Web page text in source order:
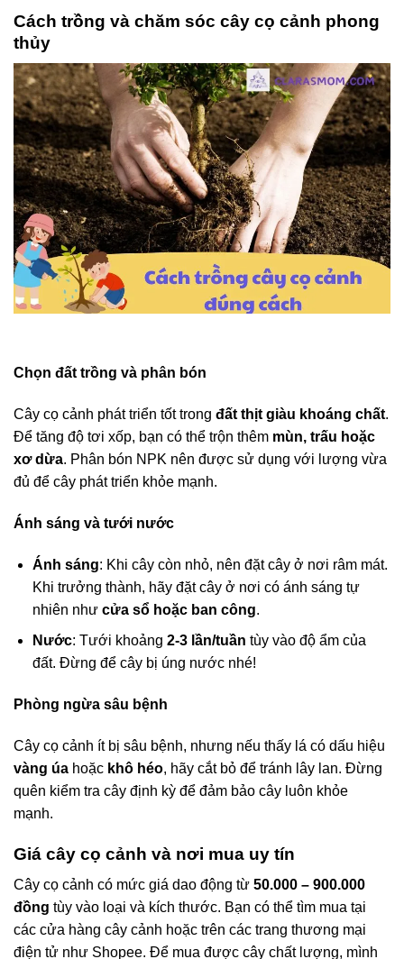
Cách trồng và chăm sóc cây cọ cảnh phong
thủy
Chọn đất trồng và phân bón
Cây cọ cảnh phát triển tốt trong đất thịt giàu khoáng chất.
Để tăng độ tơi xốp, bạn có thể trộn thêm mùn, trấu hoặc
xơ dừa. Phân bón NPK nên được sử dụng với lượng vừa
đủ để cây phát triển khỏe mạnh.
Ánh sáng và tưới nước
Ánh sáng: Khi cây còn nhỏ, nên đặt cây ở nơi râm mát.
Khi trưởng thành, hãy đặt cây ở nơi có ánh sáng tự
nhiên như cửa sổ hoặc ban công.
Nước: Tưới khoảng 2-3 lần/tuần tùy vào độ ẩm của
đất. Đừng để cây bị úng nước nhé!
Phòng ngừa sâu bệnh
Cây cọ cảnh ít bị sâu bệnh, nhưng nếu thấy lá có dấu hiệu
vàng úa hoặc khô héo, hãy cắt bỏ để tránh lây lan. Đừng
quên kiểm tra cây định kỳ để đảm bảo cây luôn khỏe
mạnh.
Giá cây cọ cảnh và nơi mua uy tín
Cây cọ cảnh có mức giá dao động từ 50.000 – 900.000
đồng tùy vào loại và kích thước. Bạn có thể tìm mua tại
các cửa hàng cây cảnh hoặc trên các trang thương mại
điện tử như Shopee. Để mua được cây chất lượng, mình